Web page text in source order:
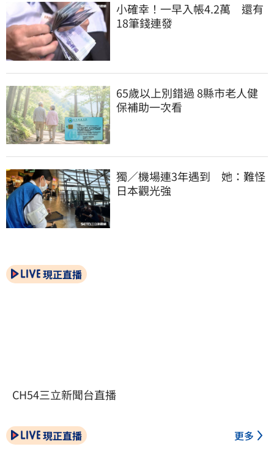
小確幸！一早入帳4.2萬　還有
18筆錢連發
65歲以上別錯過 8縣市老人健
保補助一次看
獨／機場連3年遇到　她：難怪
日本觀光強
現正直播
CH54三立新聞台直播
現正直播 更多